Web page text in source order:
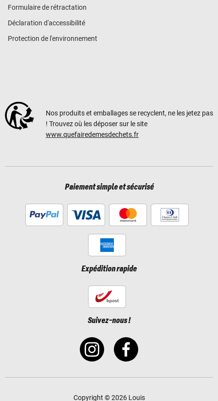
Formulaire de rétractation
Déclaration d'accessibilité
Protection de l'environnement
Nos produits et emballages se recyclent, ne les jetez pas
! Trouvez où les déposer sur le site
www.quefairedemesdechets.fr
Paiement simple et sécurisé
Expédition rapide
Suivez-nous !
Copyright © 2026 Louis